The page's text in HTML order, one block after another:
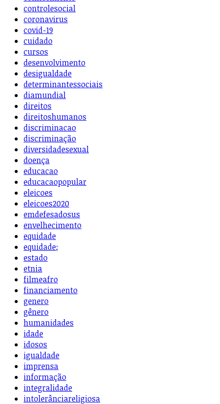
controlesocial
coronavirus
covid-19
cuidado
cursos
desenvolvimento
desigualdade
determinantessociais
diamundial
direitos
direitoshumanos
discriminacao
discriminação
diversidadesexual
doença
educacao
educacaopopular
eleicoes
eleicoes2020
emdefesadosus
envelhecimento
equidade
equidade;
estado
etnia
filmeafro
financiamento
genero
gênero
humanidades
idade
idosos
igualdade
imprensa
informação
integralidade
intolerânciareligiosa